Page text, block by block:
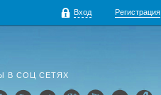
Вход Регистрация
В СОЦ СЕТЯХ